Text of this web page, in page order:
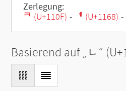
Zerlegung:
ᄏ (U+110F) - ᅨ (U+1168) -
Basierend auf „ ᆫ“